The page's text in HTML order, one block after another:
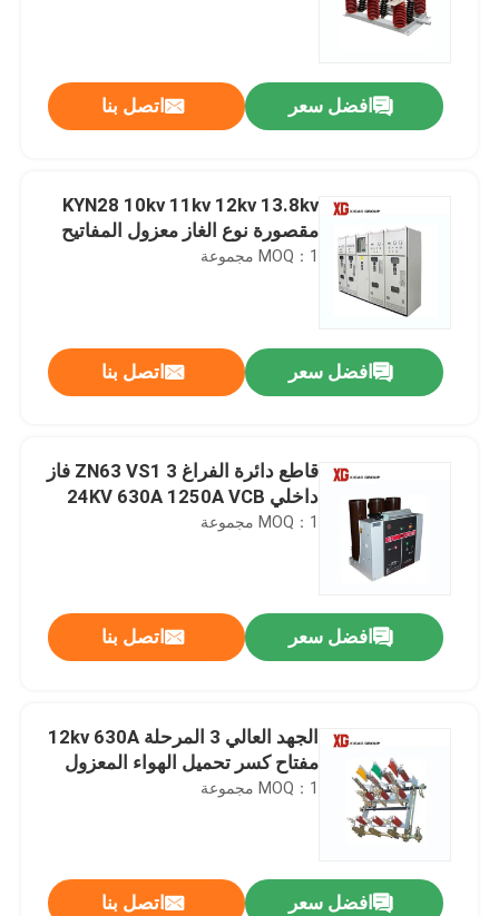
افضل سعر اتصل بنا
KYN28 10kv 11kv 12kv 13.8kv
مقصورة نوع الغاز معزول المفاتيح
MOQ：1 مجموعة
افضل سعر اتصل بنا
قاطع دائرة الفراغ ZN63 VS1 3 فاز
داخلي 24KV 630A 1250A VCB
MOQ：1 مجموعة
افضل سعر اتصل بنا
الجهد العالي 3 المرحلة 12kv 630A
مفتاح كسر تحميل الهواء المعزول
MOQ：1 مجموعة
افضل سعر اتصل بنا